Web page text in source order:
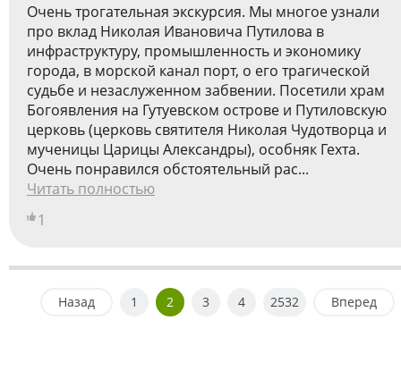
Очень трогательная экскурсия. Мы многое узнали
про вклад Николая Ивановича Путилова в
инфраструктуру, промышленность и экономику
города, в морской канал порт, о его трагической
судьбе и незаслуженном забвении. Посетили храм
Богоявления на Гутуевском острове и Путиловскую
церковь (церковь святителя Николая Чудотворца и
мученицы Царицы Александры), особняк Гехта.
Очень понравился обстоятельный рас...
Читать полностью
1
Назад 1 2 3 4 2532 Вперед